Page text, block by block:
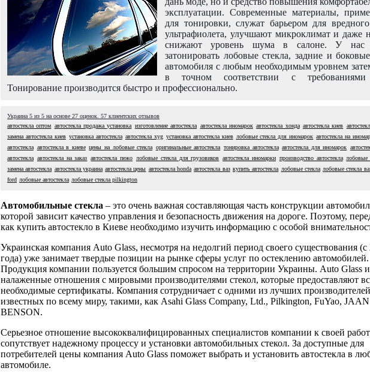
эксплуатации. Современные материалы,
для тонировки, служат барьером для вредного
ультрафиолета, улучшают микроклимат и даже
снижают уровень шума в салоне. У нас
затонировать лобовые стекла, задние и
автомобиля с любым необходимым уровнем
в точном соответствии с
Тонирование производится быстро и профессионально.
Украина 5 из 5 на основе 27 оценок. 57 клиентских отзывов
автостекла оптом автостекла продажа установка изготовление автостекла автостекла иномарок автостекла хонда автостекла киев
замена автостекла киев установка автостекла автостекла xyg установка автостекла киев лобовые стекла для иномарок автостекла на
автостекла автостекла в киеве цены на лобовые стекла оригинальные автостекла тонировка автостекла автостекла для иномарок
автостекла автостекла на заказ автостекла пежо лобовые стекла для грузовиков автостекла иномарки производство автостекла лобовые
замена автостекла автостекла украина автостекла цены автостекла honda автостекла ваз купить автостекла лобовые стекла лобовые стекла
ford лобовые автостекла лобовые стекла pilkington
Автомобильные стекла – это очень важная составляющая часть конструкции
которой зависит качество управления и безопасность движения на дороге. Поэтому,
как купить автостекло в Киеве необходимо изучить информацию с особой
Украинская компания Auto Glass, несмотря на недолгий период своего существования (с
года) уже занимает твердые позиции на рынке сферы услуг по остеклению автомобилей.
Продукция компании пользуется большим спросом на территории Украины. Auto Glass
налаженные отношения с мировыми производителями стекол, которые предоставляют
необходимые сертификаты. Компания сотрудничает с одними из лучших производителей
известных по всему миру, такими, как Asahi Glass Company, Ltd., Pilkington, FuYao,
BENSON.
Серьезное отношение высококвалифицированных специалистов компании к своей
сопутствует надежному процессу и установки автомобильных стекол. За доступные для
потребителей цены компания Auto Glass поможет выбрать и установить автостекла в
автомобиле.